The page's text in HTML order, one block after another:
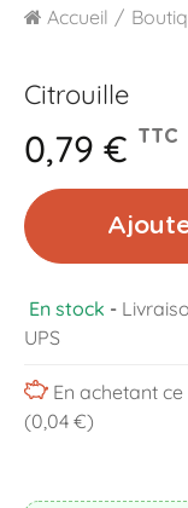
Accueil
Citrouille
0,79 € TTC
En stock -
UPS
En achetant
(0,04 €)